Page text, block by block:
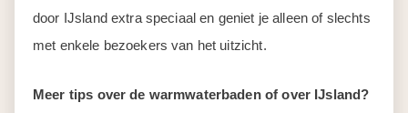
door IJsland extra speciaal en geniet je alleen of slechts
met enkele bezoekers van het uitzicht.
Meer tips over de warmwaterbaden of over IJsland?